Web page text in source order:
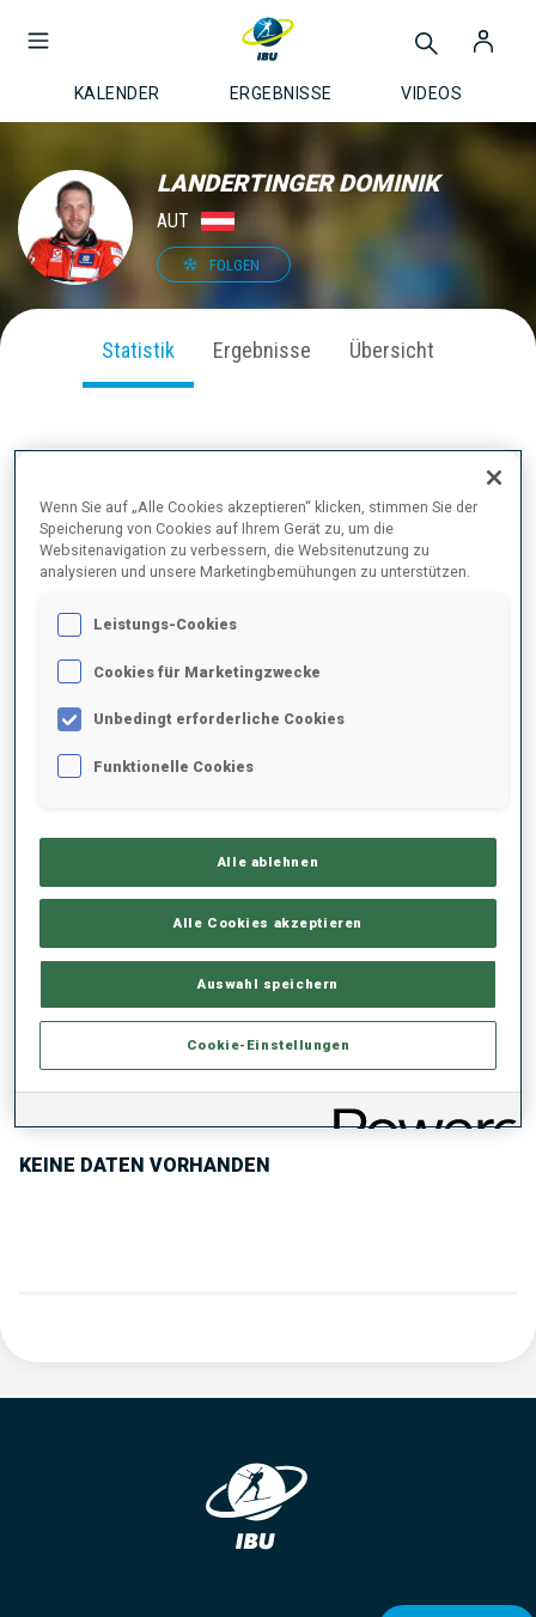
KALENDER ERGEBNISSE VIDEOS
LANDERTINGER DOMINIK
AUT
FOLGEN
Statistik Ergebnisse Übersicht
PERFORMANCE
Keine Daten vorhanden
Keine Daten vorhanden
STEHENDSCHIESSEN
KEINE DATEN VORHANDEN
Wenn Sie auf „Alle Cookies akzeptieren“ klicken, stimmen Sie der
Speicherung von Cookies auf Ihrem Gerät zu, um die
Websitenavigation zu verbessern, die Websitenutzung zu
analysieren und unsere Marketingbemühungen zu unterstützen.
Leistungs-Cookies
Cookies für Marketingzwecke
Unbedingt erforderliche Cookies
Funktionelle Cookies
Alle ablehnen
Alle Cookies akzeptieren
Auswahl speichern
Cookie-Einstellungen